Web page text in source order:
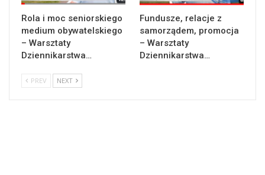
Rola i moc seniorskiego
medium obywatelskiego
– Warsztaty
Dziennikarstwa…
Fundusze, relacje z
samorządem, promocja
– Warsztaty
Dziennikarstwa…
PREV NEXT